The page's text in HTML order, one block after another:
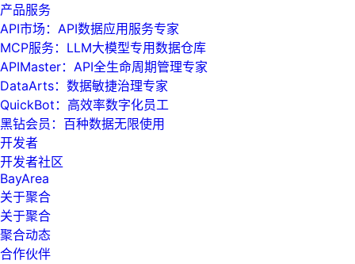
产品服务
API市场：API数据应用服务专家
MCP服务：LLM大模型专用数据仓库
APIMaster：API全生命周期管理专家
DataArts：数据敏捷治理专家
QuickBot：高效率数字化员工
黑钻会员：百种数据无限使用
开发者
开发者社区
BayArea
关于聚合
关于聚合
聚合动态
合作伙伴